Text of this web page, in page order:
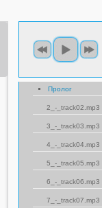
Пролог
2_-_track02.mp3
3_-_track03.mp3
4_-_track04.mp3
5_-_track05.mp3
6_-_track06.mp3
7_-_track07.mp3